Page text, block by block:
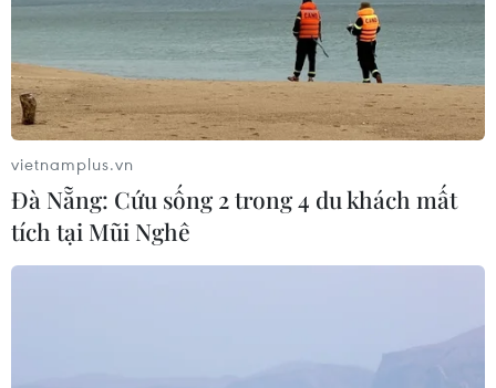
vietnamplus.vn
Đà Nẵng: Cứu sống 2 trong 4 du khách mất
tích tại Mũi Nghê